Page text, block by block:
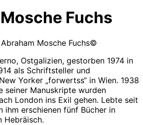
Fuchs
©
Ostgalizien, gestorben 1974 in
als Schriftsteller und
Yorker „forwertss“ in Wien. 1938
seiner Manuskripte wurden
London ins Exil gehen. Lebte seit
ihm erschienen fünf Bücher in
Hebräisch.